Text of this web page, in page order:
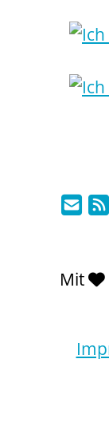
Mit